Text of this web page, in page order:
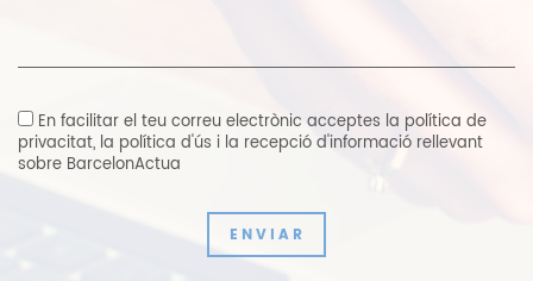
En facilitar el teu correu electrònic acceptes la política de
privacitat, la política d'ús i la recepció d'informació rellevant
sobre BarcelonActua
ENVIAR